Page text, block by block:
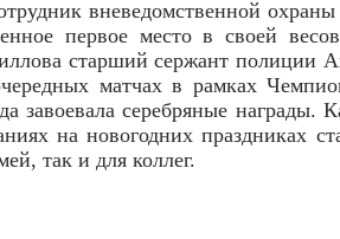
вневедомственной
первое место в своей
старший сержант полиции
матчах в рамках
завоевала серебряные награды.
на новогодних праздниках
так и для коллег.